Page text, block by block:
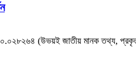
০.০২৮২৬৪ (উভয়ই জাতীয় মানক তথ্য,